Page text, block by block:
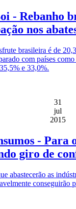
- Rebanho
nos
brasileira é de
com países
e 33,0%.
31
jul
2015
- Para
giro de
abastecerão as
conseguirão